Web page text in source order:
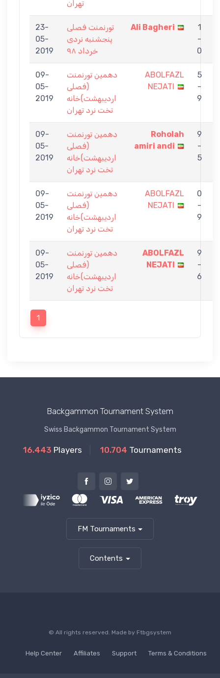
تهران
23-
05-
2019
تورنمنت فصلی
پنجشنبه نردی
خرداد ۹۸
Ali Bagheri
1
-
0
09-
05-
2019
دهمین تورنمنت
(فصلی
اردیبهشت)خانه
تخت نرد تهران
ABOLFAZL
NEJATI
5
-
9
09-
05-
2019
دهمین تورنمنت
(فصلی
اردیبهشت)خانه
تخت نرد تهران
Roholah
amiri andi
9
-
5
09-
05-
2019
دهمین تورنمنت
(فصلی
اردیبهشت)خانه
تخت نرد تهران
ABOLFAZL
NEJATI
0
-
9
09-
05-
2019
دهمین تورنمنت
(فصلی
اردیبهشت)خانه
تخت نرد تهران
ABOLFAZL
NEJATI
9
-
6
1
Backgammon Tournament System
Swiss Backgammon Tournament System
16.443 Players 10.704 Tournaments
FM Tournaments
Contents
© All rights reserved. Made by Ftbgsystem
Help Center Affiliates Support Terms & Conditions